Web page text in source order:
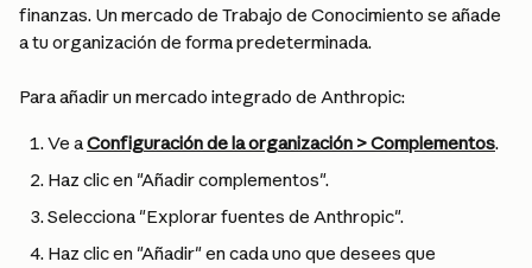
finanzas. Un mercado de Trabajo de Conocimiento se añade
a tu organización de forma predeterminada.
Para añadir un mercado integrado de Anthropic:
Ve a Configuración de la organización > Complementos.
Haz clic en "Añadir complementos".
Selecciona "Explorar fuentes de Anthropic".
Haz clic en "Añadir" en cada uno que desees que